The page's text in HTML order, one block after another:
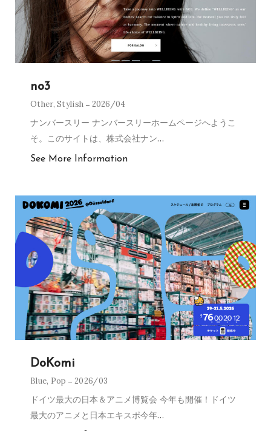
no3
Other,Stylish 2026/04
ナンバースリー ナンバースリーホームページへようこ
そ。このサイトは、株式会社ナン…
See More Information
DoKomi
Blue, Pop 2026/03
ドイツ最大の日本＆アニメ博覧会 今年も開催！ドイツ
最大のアニメと日本エキスポ今年…